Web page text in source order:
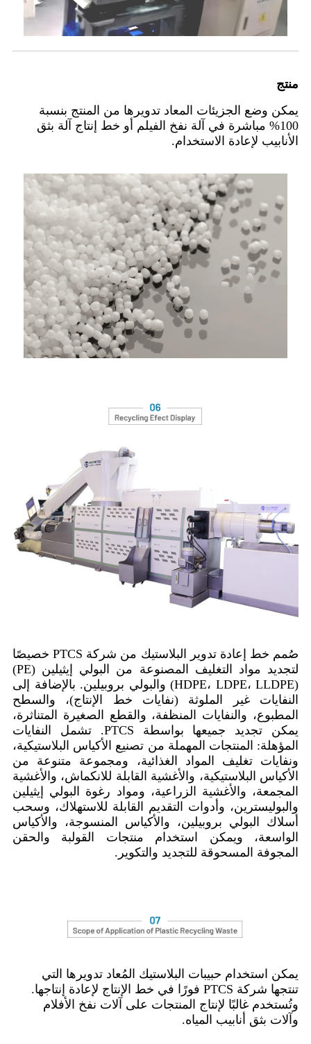
منتج
يمكن وضع الجزيئات المعاد تدويرها من المنتج بنسبة
100% مباشرة في آلة نفخ الفيلم أو خط إنتاج آلة بثق
الأنابيب لإعادة الاستخدام.
صُمم خط إعادة تدوير البلاستيك من شركة PTCS خصيصًا
لتجديد مواد التغليف المصنوعة من البولي إيثيلين (PE)
(HDPE، LDPE، LLDPE) والبولي بروبيلين. بالإضافة إلى
النفايات غير الملوثة (نفايات خط الإنتاج)، والسطح
المطبوع، والنفايات المنظفة، والقطع الصغيرة المتناثرة،
يمكن تجديد جميعها بواسطة PTCS. تشمل النفايات
المؤهلة: المنتجات المهملة من تصنيع الأكياس البلاستيكية،
ونفايات تغليف المواد الغذائية، ومجموعة متنوعة من
الأكياس البلاستيكية، والأغشية القابلة للانكماش، والأغشية
المجمعة، والأغشية الزراعية، ومواد رغوة البولي إيثيلين
والبوليسترين، وأدوات التقديم القابلة للاستهلاك، وسحب
أسلاك البولي بروبيلين، والأكياس المنسوجة، والأكياس
الواسعة، ويمكن استخدام منتجات القولبة والحقن
المجوفة المسحوقة للتجديد والتكوير.
يمكن استخدام حبيبات البلاستيك المُعاد تدويرها التي
تنتجها شركة PTCS فورًا في خط الإنتاج لإعادة إنتاجها.
وتُستخدم غالبًا لإنتاج المنتجات على آلات نفخ الأفلام
وآلات بثق أنابيب المياه.